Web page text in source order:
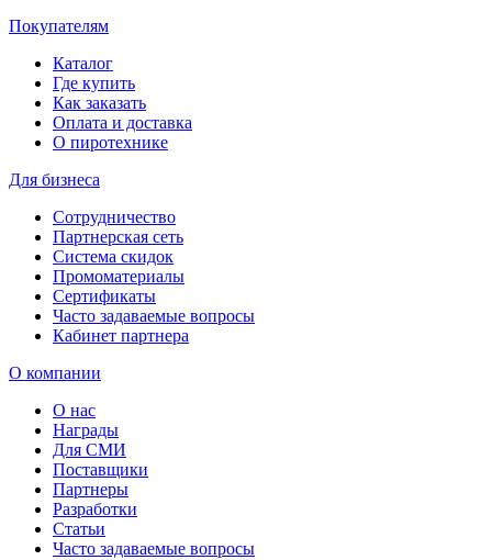
Покупателям
Каталог
Где купить
Как заказать
Оплата и доставка
О пиротехнике
Для бизнеса
Сотрудничество
Партнерская сеть
Система скидок
Промоматериалы
Сертификаты
Часто задаваемые вопросы
Кабинет партнера
О компании
О нас
Награды
Для СМИ
Поставщики
Партнеры
Разработки
Статьи
Часто задаваемые вопросы